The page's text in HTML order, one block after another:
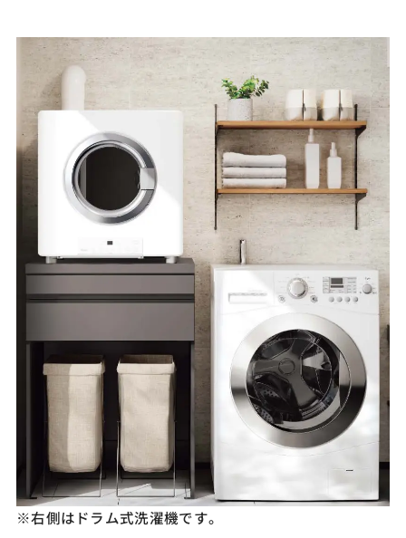
※右側はドラム式洗濯機です。